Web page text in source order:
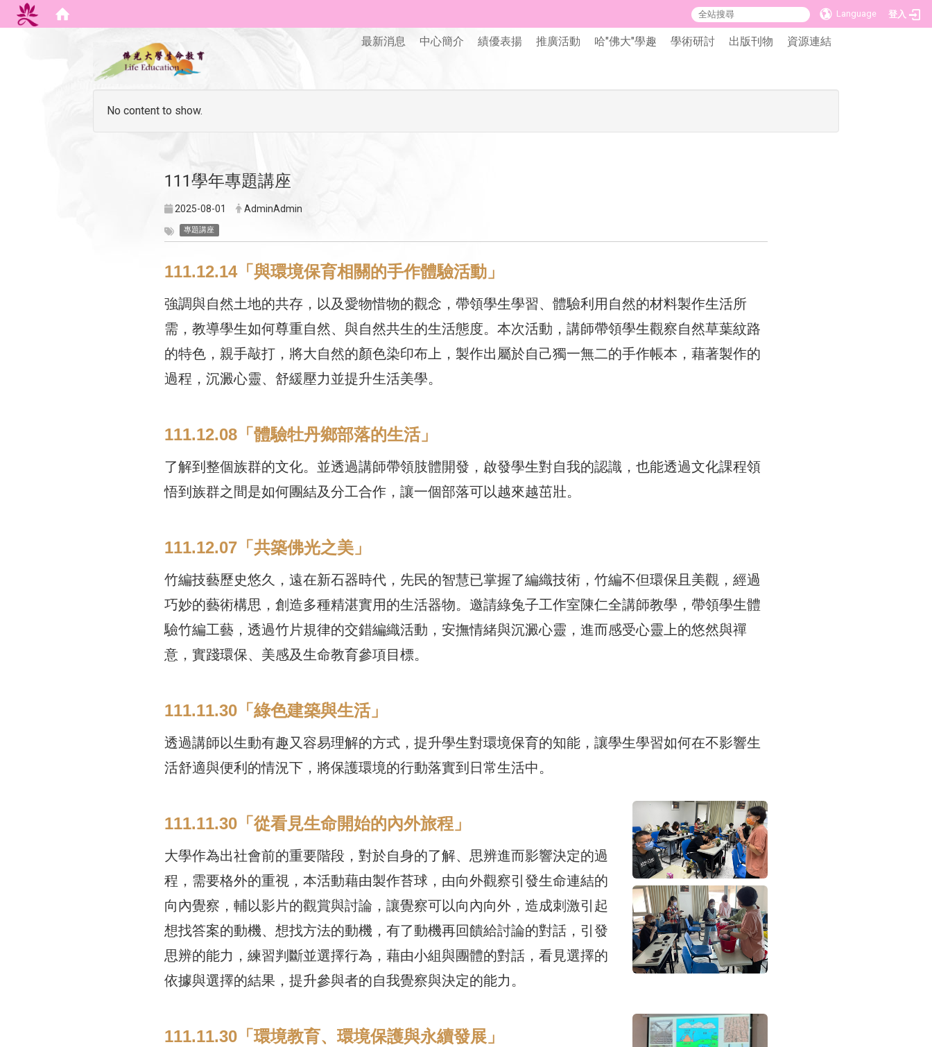
Language 登入
最新消息 中心簡介 績優表揚 推廣活動 哈"佛大"學趣 學術研討 出版刊物 資源連結
No content to show.
111學年專題講座
2025-08-01 AdminAdmin
專題講座
111.12.14「與環境保育相關的手作體驗活動」
強調與自然土地的共存，以及愛物惜物的觀念，帶領學生學習、體驗利用自然的材料製作生活所
需，教導學生如何尊重自然、與自然共生的生活態度。本次活動，講師帶領學生觀察自然草葉紋路
的特色，親手敲打，將大自然的顏色染印布上，製作出屬於自己獨一無二的手作帳本，藉著製作的
過程，沉澱心靈、舒緩壓力並提升生活美學。
111.12.08「體驗牡丹鄉部落的生活」
了解到整個族群的文化。並透過講師帶領肢體開發，啟發學生對自我的認識，也能透過文化課程領
悟到族群之間是如何團結及分工合作，讓一個部落可以越來越茁壯。
111.12.07「共築佛光之美」
竹編技藝歷史悠久，遠在新石器時代，先民的智慧已掌握了編織技術，竹編不但環保且美觀，經過
巧妙的藝術構思，創造多種精湛實用的生活器物。邀請綠兔子工作室陳仁全講師教學，帶領學生體
驗竹編工藝，透過竹片規律的交錯編織活動，安撫情緒與沉澱心靈，進而感受心靈上的悠然與禪
意，實踐環保、美感及生命教育參項目標。
111.11.30「綠色建築與生活」
透過講師以生動有趣又容易理解的方式，提升學生對環境保育的知能，讓學生學習如何在不影響生
活舒適與便利的情況下，將保護環境的行動落實到日常生活中。
111.11.30「從看見生命開始的內外旅程」
大學作為出社會前的重要階段，對於自身的了解、思辨進而影響決定的過
程，需要格外的重視，本活動藉由製作苔球，由向外觀察引發生命連結的
向內覺察，輔以影片的觀賞與討論，讓覺察可以向內向外，造成刺激引起
想找答案的動機、想找方法的動機，有了動機再回饋給討論的對話，引發
思辨的能力，練習判斷並選擇行為，藉由小組與團體的對話，看見選擇的
依據與選擇的結果，提升參與者的自我覺察與決定的能力。
111.11.30「環境教育、環境保護與永續發展」